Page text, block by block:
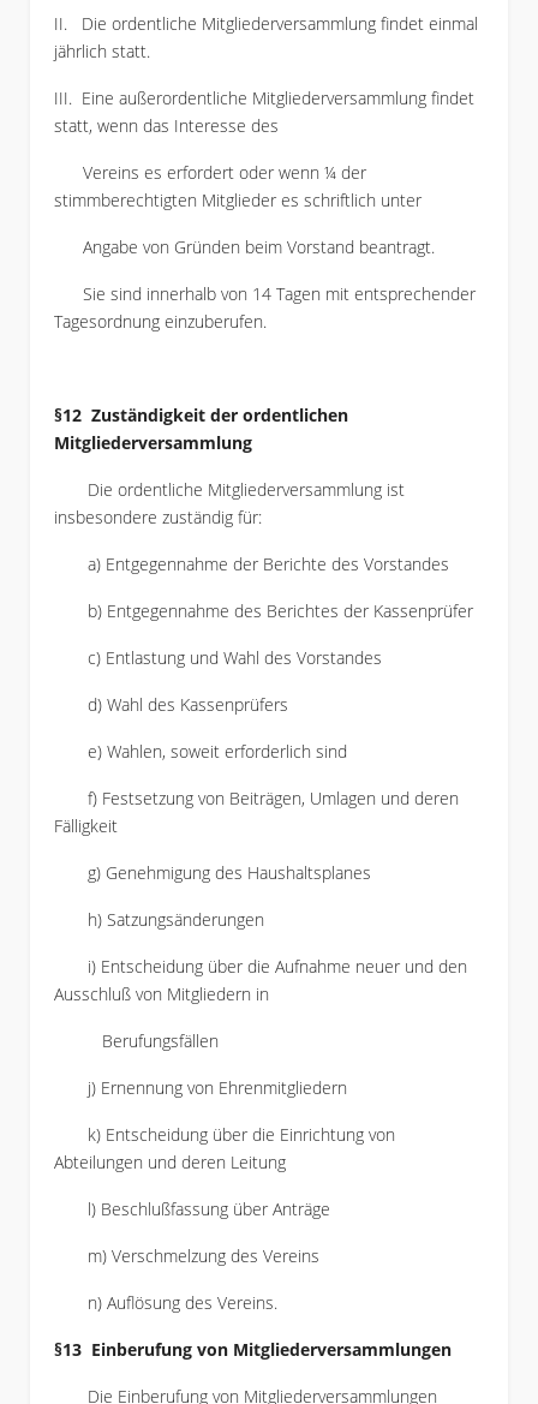
II. Die ordentliche Mitgliederversammlung findet einmal
jährlich statt.
III. Eine außerordentliche Mitgliederversammlung findet
statt, wenn das Interesse des
Vereins es erfordert oder wenn ¼ der
stimmberechtigten Mitglieder es schriftlich unter
Angabe von Gründen beim Vorstand beantragt.
Sie sind innerhalb von 14 Tagen mit entsprechender
Tagesordnung einzuberufen.
§12 Zuständigkeit der ordentlichen
Mitgliederversammlung
Die ordentliche Mitgliederversammlung ist
insbesondere zuständig für:
a) Entgegennahme der Berichte des Vorstandes
b) Entgegennahme des Berichtes der Kassenprüfer
c) Entlastung und Wahl des Vorstandes
d) Wahl des Kassenprüfers
e) Wahlen, soweit erforderlich sind
f) Festsetzung von Beiträgen, Umlagen und deren
Fälligkeit
g) Genehmigung des Haushaltsplanes
h) Satzungsänderungen
i) Entscheidung über die Aufnahme neuer und den
Ausschluß von Mitgliedern in
Berufungsfällen
j) Ernennung von Ehrenmitgliedern
k) Entscheidung über die Einrichtung von
Abteilungen und deren Leitung
l) Beschlußfassung über Anträge
m) Verschmelzung des Vereins
n) Auflösung des Vereins.
§13 Einberufung von Mitgliederversammlungen
Die Einberufung von Mitgliederversammlungen